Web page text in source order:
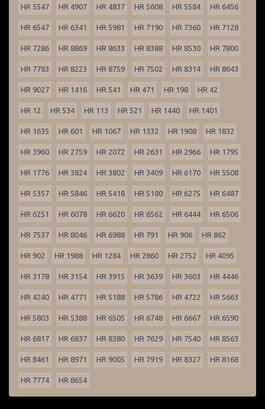
HR 5547 HR 4907 HR 4837 HR 5608 HR 5584 HR 6456
HR 6547 HR 6341 HR 5981 HR 7190 HR 7360 HR 7128
HR 7286 HR 8869 HR 8633 HR 8388 HR 8530 HR 7800
HR 7783 HR 8223 HR 8759 HR 7502 HR 8314 HR 8643
HR 9027 HR 1416 HR 541 HR 471 HR 198 HR 42
HR 12 HR 534 HR 113 HR 521 HR 1440 HR 1401
HR 1635 HR 601 HR 1067 HR 1332 HR 1908 HR 1832
HR 3960 HR 2759 HR 2072 HR 2631 HR 2966 HR 1795
HR 1776 HR 3824 HR 3802 HR 3409 HR 6170 HR 5508
HR 5357 HR 5846 HR 5418 HR 5180 HR 6275 HR 6487
HR 6251 HR 6078 HR 6620 HR 6562 HR 6444 HR 6506
HR 7537 HR 8046 HR 6988 HR 791 HR 906 HR 862
HR 902 HR 1988 HR 1284 HR 2860 HR 2752 HR 4095
HR 3178 HR 3154 HR 3915 HR 3639 HR 3603 HR 4446
HR 4240 HR 4771 HR 5188 HR 5786 HR 4722 HR 5663
HR 5803 HR 5388 HR 6505 HR 6748 HR 6667 HR 6590
HR 6817 HR 6837 HR 8380 HR 7629 HR 7540 HR 8563
HR 8461 HR 8971 HR 9005 HR 7919 HR 8327 HR 8168
HR 7774 HR 8654